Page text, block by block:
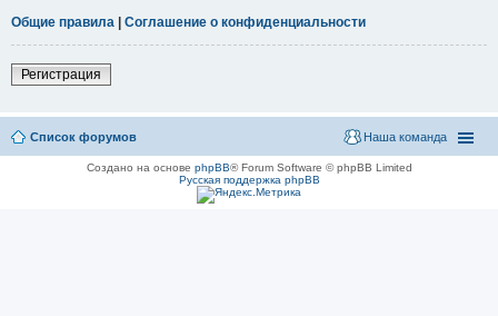
Общие правила | Соглашение о конфиденциальности
Регистрация
Список форумов Наша команда
Создано на основе phpBB® Forum Software © phpBB Limited
Русская поддержка phpBB